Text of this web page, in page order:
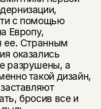
с помощью
Европу,
ее. Странным
оказались
разрушены, а
такой дизайн,
бросив все и